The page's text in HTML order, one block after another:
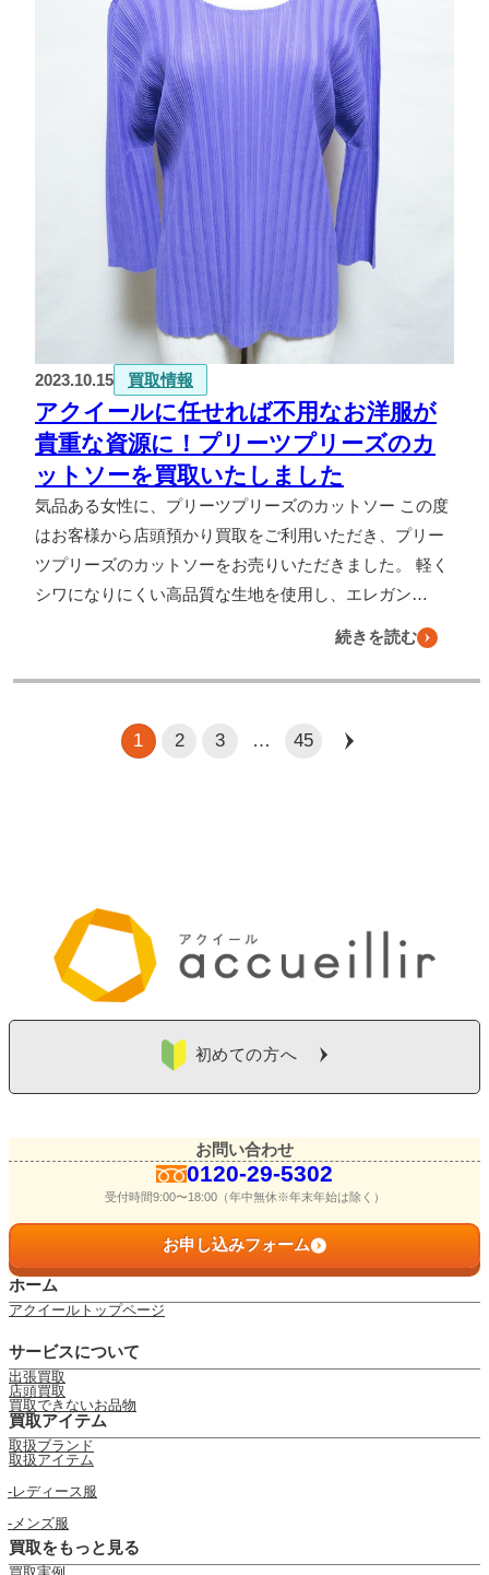
2023.10.15 買取情報
アクイールに任せれば不用なお洋服が
貴重な資源に！プリーツプリーズのカ
ットソーを買取いたしました
気品ある女性に、プリーツプリーズのカットソー この度
はお客様から店頭預かり買取をご利用いただき、プリー
ツプリーズのカットソーをお売りいただきました。 軽く
シワになりにくい高品質な生地を使用し、エレガン…
続きを読む
1 2 3 … 45
初めての方へ
お問い合わせ
0120-29-5302
受付時間9:00〜18:00（年中無休※年末年始は除く）
お申し込みフォーム
ホーム
アクイールトップページ
サービスについて
出張買取
店頭買取
買取できないお品物
買取アイテム
取扱ブランド
取扱アイテム
レディース服
メンズ服
買取をもっと見る